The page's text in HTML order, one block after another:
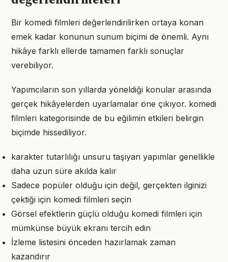
Bir komedi filmleri değerlendirilirken ortaya konan
emek kadar konunun sunum biçimi de önemli. Aynı
hikâye farklı ellerde tamamen farklı sonuçlar
verebiliyor.
Yapımcıların son yıllarda yöneldiği konular arasında
gerçek hikâyelerden uyarlamalar öne çıkıyor. komedi
filmleri kategorisinde de bu eğilimin etkileri belirgin
biçimde hissediliyor.
karakter tutarlılığı unsuru taşıyan yapımlar genellikle
daha uzun süre akılda kalır
Sadece popüler olduğu için değil, gerçekten ilginizi
çektiği için komedi filmleri seçin
Görsel efektlerin güçlü olduğu komedi filmleri için
mümkünse büyük ekranı tercih edin
İzleme listesini önceden hazırlamak zaman
kazandırır